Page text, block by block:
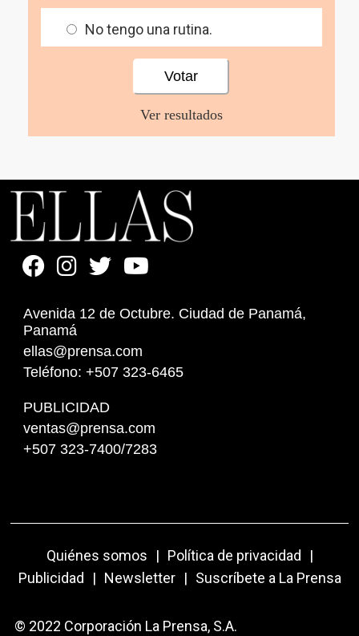
No tengo una rutina.
Ver resultados
Avenida 12 de Octubre. Ciudad de Panamá,
Panamá
ellas@prensa.com
Teléfono: +507 323-6465
PUBLICIDAD
ventas@prensa.com
+507 323-7400/7283
Quiénes somos | Política de privacidad
|
Publicidad
| Newsletter | Suscríbete a La Prensa
© 2022 Corporación La Prensa, S.A.